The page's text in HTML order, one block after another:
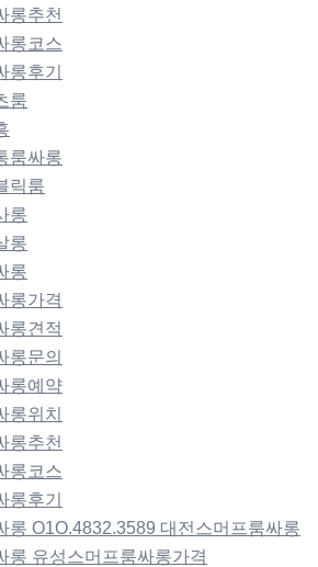
롱추천
롱코스
롱후기
룸
룸싸롱
릭룸
롱
롱
롱
롱가격
롱견적
롱문의
롱예약
롱위치
롱추천
롱코스
롱후기
롱 O1O.4832.3589 대전스머프룸싸롱
롱 유성스머프룸싸롱가격